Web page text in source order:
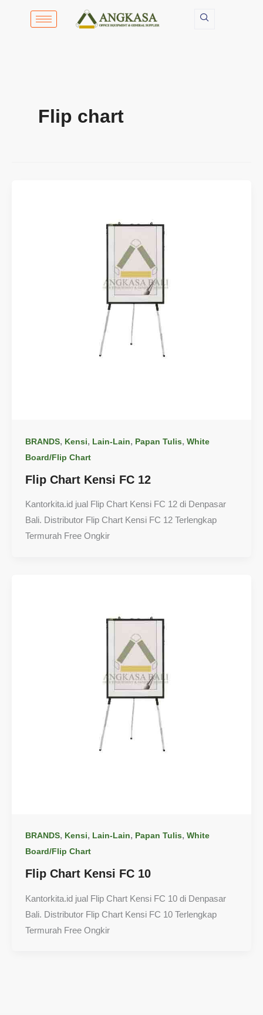
Flip chart
BRANDS, Kensi, Lain-Lain, Papan Tulis, White
Board/Flip Chart
Flip Chart Kensi FC 12
Kantorkita.id jual Flip Chart Kensi FC 12 di Denpasar
Bali. Distributor Flip Chart Kensi FC 12 Terlengkap
Termurah Free Ongkir
BRANDS, Kensi, Lain-Lain, Papan Tulis, White
Board/Flip Chart
Flip Chart Kensi FC 10
Kantorkita.id jual Flip Chart Kensi FC 10 di Denpasar
Bali. Distributor Flip Chart Kensi FC 10 Terlengkap
Termurah Free Ongkir